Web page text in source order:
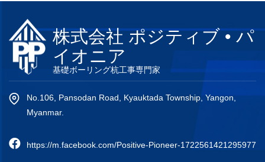
株式会社 ポジティブ • パ
イオニア
基礎ボーリング杭工事専門家
No.106, Pansodan Road, Kyauktada Township, Yangon,
Myanmar.
https://m.facebook.com/Positive-Pioneer-1722561421295977